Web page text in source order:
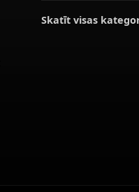
Skatīt visas